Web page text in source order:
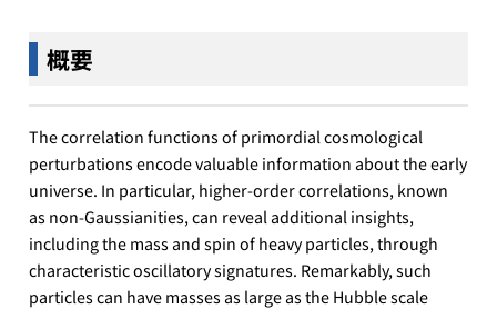
概要
The correlation functions of primordial cosmological
perturbations encode valuable information about the early
universe. In particular, higher-order correlations, known
as non-Gaussianities, can reveal additional insights,
including the mass and spin of heavy particles, through
characteristic oscillatory signatures. Remarkably, such
particles can have masses as large as the Hubble scale